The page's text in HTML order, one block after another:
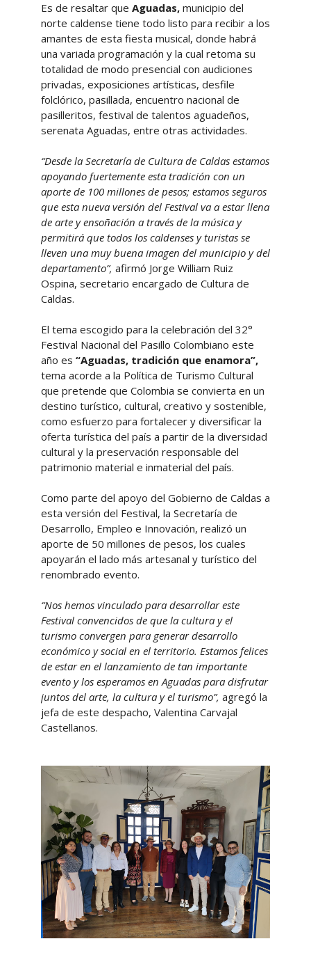
Es de resaltar que Aguadas, municipio del
norte caldense tiene todo listo para recibir a los
amantes de esta fiesta musical, donde habrá
una variada programación y la cual retoma su
totalidad de modo presencial con audiciones
privadas, exposiciones artísticas, desfile
folclórico, pasillada, encuentro nacional de
pasilleritos, festival de talentos aguadeños,
serenata Aguadas, entre otras actividades.
“Desde la Secretaría de Cultura de Caldas estamos
apoyando fuertemente esta tradición con un
aporte de 100 millones de pesos; estamos seguros
que esta nueva versión del Festival va a estar llena
de arte y ensoñación a través de la música y
permitirá que todos los caldenses y turistas se
lleven una muy buena imagen del municipio y del
departamento”, afirmó Jorge William Ruiz
Ospina, secretario encargado de Cultura de
Caldas.
El tema escogido para la celebración del 32°
Festival Nacional del Pasillo Colombiano este
año es “Aguadas, tradición que enamora”,
tema acorde a la Política de Turismo Cultural
que pretende que Colombia se convierta en un
destino turístico, cultural, creativo y sostenible,
como esfuerzo para fortalecer y diversificar la
oferta turística del país a partir de la diversidad
cultural y la preservación responsable del
patrimonio material e inmaterial del país.
Como parte del apoyo del Gobierno de Caldas a
esta versión del Festival, la Secretaría de
Desarrollo, Empleo e Innovación, realizó un
aporte de 50 millones de pesos, los cuales
apoyarán el lado más artesanal y turístico del
renombrado evento.
“Nos hemos vinculado para desarrollar este
Festival convencidos de que la cultura y el
turismo convergen para generar desarrollo
económico y social en el territorio. Estamos felices
de estar en el lanzamiento de tan importante
evento y los esperamos en Aguadas para disfrutar
juntos del arte, la cultura y el turismo”, agregó la
jefa de este despacho, Valentina Carvajal
Castellanos.